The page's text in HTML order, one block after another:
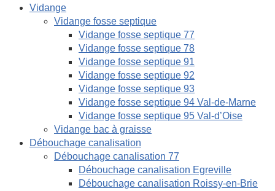
Vidange
Vidange fosse septique
Vidange fosse septique 77
Vidange fosse septique 78
Vidange fosse septique 91
Vidange fosse septique 92
Vidange fosse septique 93
Vidange fosse septique 94 Val-de-Marne
Vidange fosse septique 95 Val-d’Oise
Vidange bac à graisse
Débouchage canalisation
Débouchage canalisation 77
Débouchage canalisation Egreville
Débouchage canalisation Roissy-en-Brie